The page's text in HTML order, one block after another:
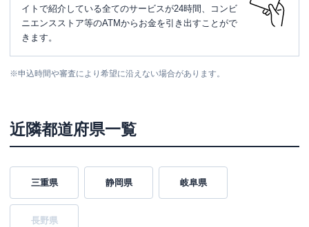
イトで紹介している全てのサービスが24時間、コンビ
ニエンスストア等のATMからお金を引き出すことがで
きます。
※申込時間や審査により希望に沿えない場合があります。
近隣都道府県一覧
三重県 静岡県 岐阜県
長野県